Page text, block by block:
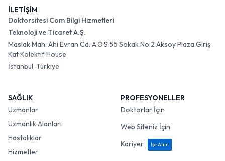
İLETİŞİM
Doktorsitesi Com Bilgi Hizmetleri
Teknoloji ve Ticaret A.Ş.
Maslak Mah. Ahi Evran Cd. A.O.S 55 Sokak No:2 Aksoy Plaza Giriş
Kat Kolektif House
İstanbul, Türkiye
SAĞLIK
Uzmanlar
Uzmanlık Alanları
Hastalıklar
Hizmetler
PROFESYONELLER
Doktorlar İçin
Web Siteniz İçin
Kariyer
İşe Alım